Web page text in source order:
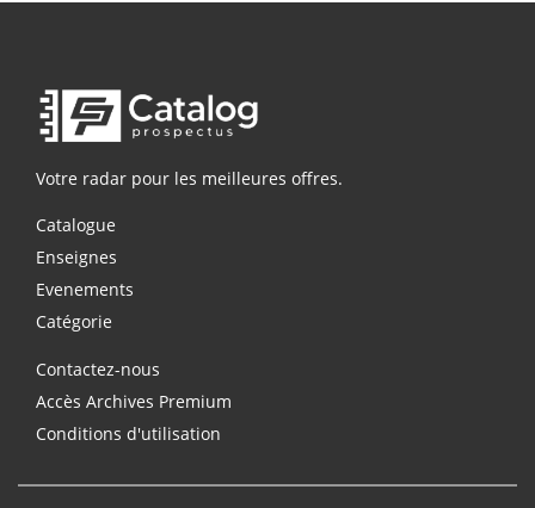
Votre radar pour les meilleures offres.
Catalogue
Enseignes
Evenements
Catégorie
Contactez-nous
Accès Archives Premium
Conditions d'utilisation